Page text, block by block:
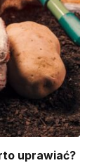
uprawiać?